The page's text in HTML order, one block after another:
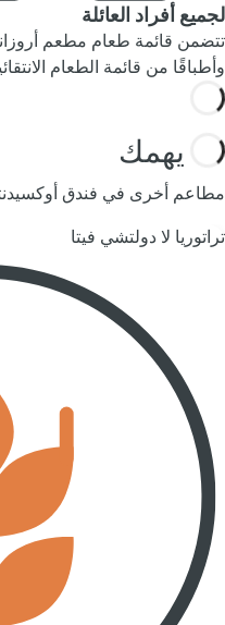
لجميع أفراد العائلة
تتضمن قائمة طعام مطعم
وأطباقًا من قائمة الطعام
قد يهمك
مطاعم أخرى في فندق
تراتوريا لا دولتشي فيتا